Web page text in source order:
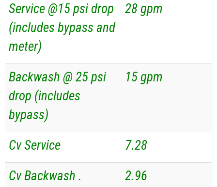
Service @15 psi drop
(includes bypass and
meter)
28 gpm
Backwash @ 25 psi
drop (includes
bypass)
15 gpm
Cv Service
7.28
Cv Backwash .
2.96